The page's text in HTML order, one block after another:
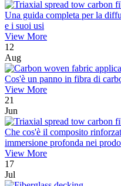
Una guida completa per la
e i suoi usi
View More
12
Aug
Cos'è un panno in fibra di
View More
21
Jun
Che cos'è il composito
immersione profonda nei
View More
17
Jul